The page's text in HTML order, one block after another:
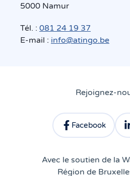
5000 Namur
Tél. : 081 24 19 37
E-mail : info@atingo.be
Rejoignez-
Facebook
Consulter le profil
Avec le soutien de la
Région de